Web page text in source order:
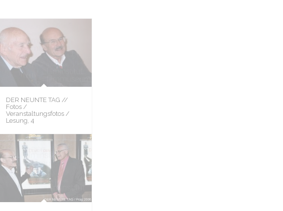
DER NEUNTE TAG //
Fotos /
Veranstaltungsfotos /
Lesung, 4